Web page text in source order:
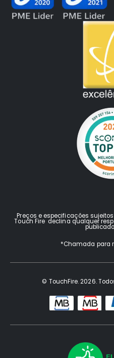
Preços e especificações
Touch Fire declina qualquer
*Chamada para
© TouchFire. 2026.